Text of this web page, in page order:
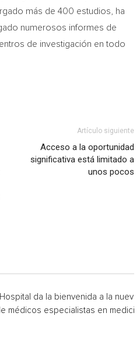
más de 400 estudios, ha
numerosos informes de
de investigación en todo
Artículo siguiente
Acceso a la oportunidad
significativa está limitado a
unos pocos
da la bienvenida a la nueva
médicos especialistas en